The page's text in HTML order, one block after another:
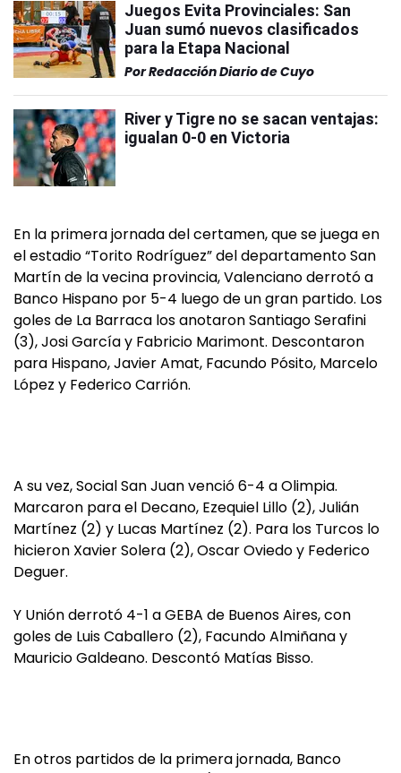
Juegos Evita Provinciales: San
Juan sumó nuevos clasificados
para la Etapa Nacional
PorRedacción Diario de Cuyo
River y Tigre no se sacan ventajas:
igualan 0-0 en Victoria
En la primera jornada del certamen, que se juega en
el estadio “Torito Rodríguez” del departamento San
Martín de la vecina provincia, Valenciano derrotó a
Banco Hispano por 5-4 luego de un gran partido. Los
goles de La Barraca los anotaron Santiago Serafini
(3), Josi García y Fabricio Marimont. Descontaron
para Hispano, Javier Amat, Facundo Pósito, Marcelo
López y Federico Carrión.
A su vez, Social San Juan venció 6-4 a Olimpia.
Marcaron para el Decano, Ezequiel Lillo (2), Julián
Martínez (2) y Lucas Martínez (2). Para los Turcos lo
hicieron Xavier Solera (2), Oscar Oviedo y Federico
Deguer.
Y Unión derrotó 4-1 a GEBA de Buenos Aires, con
goles de Luis Caballero (2), Facundo Almiñana y
Mauricio Galdeano. Descontó Matías Bisso.
En otros partidos de la primera jornada, Banco